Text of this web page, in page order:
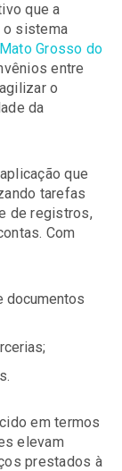
que a
o sistema
Grosso do
entre
o
da
que
tarefas
de registros,
Com
documentos
em termos
elevam
prestados à